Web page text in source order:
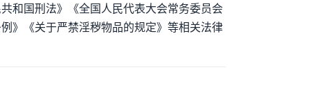
和国刑法》《全国人民代表大会常务委员会
》《关于严禁淫秽物品的规定》等相关法律